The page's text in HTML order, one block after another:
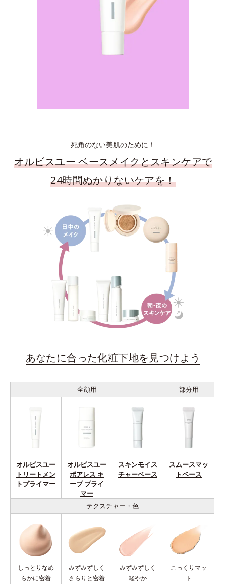
死角のない美肌のために！
オルビスユー ベースメイクとスキンケアで
24時間ぬかりないケアを！
あなたに合った化粧下地を見つけよう
全顔用 部分用
オルビスユー
トリートメン
トプライマー
オルビスユー
ポアレス キ
ープ プライ
マー
スキンモイス
チャーベース
スムースマッ
トベース
テクスチャー・色
しっとりなめ
らかに密着
みずみずしく
さらりと密着
みずみずしく
軽やか
こっくりマッ
ト